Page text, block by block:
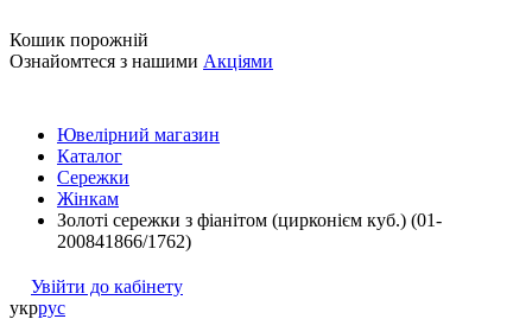
Кошик порожній
Ознайомтеся з нашими Акціями
Ювелірний магазин
Каталог
Сережки
Жінкам
Золоті сережки з фіанітом (цирконієм куб.) (01-
200841866/1762)
Увійти до кабінету
укррус